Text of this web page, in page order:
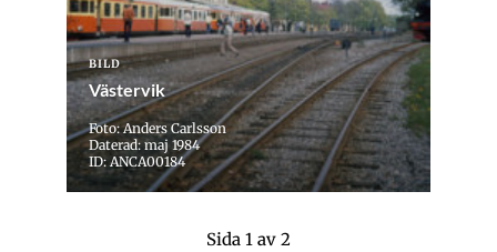
BILD
Västervik
Foto: Anders Carlsson
Daterad: maj 1984
ID: ANCA00184
Sida 1 av 2